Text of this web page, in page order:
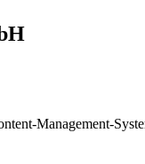
Management-